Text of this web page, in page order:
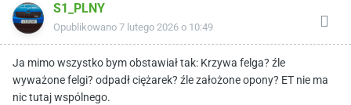
S1_PLNY
Opublikowano 7 lutego 2026 o 10:49
Ja mimo wszystko bym obstawiał tak: Krzywa felga? źle
wyważone felgi? odpadł ciężarek? źle założone opony? ET nie ma
nic tutaj wspólnego.